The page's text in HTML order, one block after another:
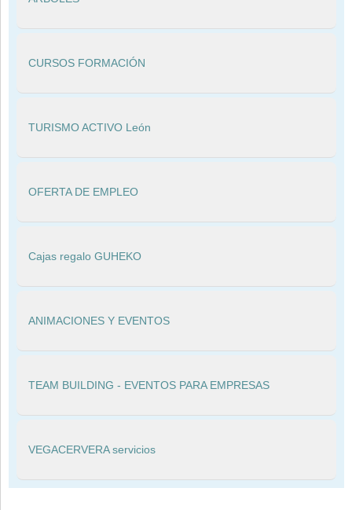
CURSOS FORMACIÓN
TURISMO ACTIVO León
OFERTA DE EMPLEO
Cajas regalo GUHEKO
ANIMACIONES Y EVENTOS
TEAM BUILDING - EVENTOS PARA EMPRESAS
VEGACERVERA servicios